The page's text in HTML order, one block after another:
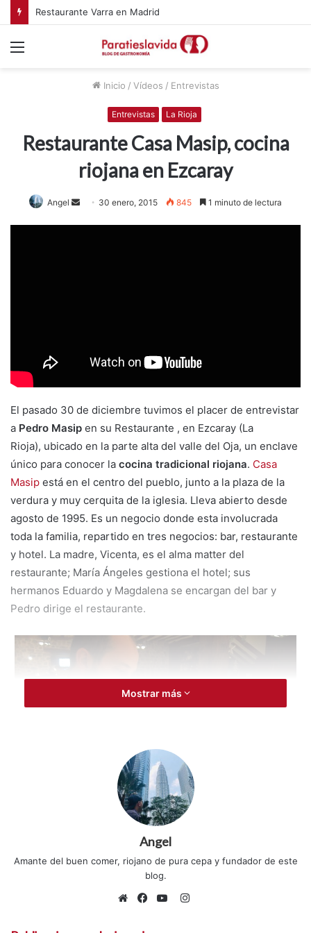
Restaurante Varra en Madrid
Inicio / Vídeos / Entrevistas
Entrevistas La Rioja
Restaurante Casa Masip, cocina
riojana en Ezcaray
Angel 30 enero, 2015 845 1 minuto de lectura
El pasado 30 de diciembre tuvimos el placer de entrevistar
a Pedro Masip en su Restaurante , en Ezcaray (La
Rioja), ubicado en la parte alta del valle del Oja, un enclave
único para conocer la cocina tradicional riojana. Casa
Masip está en el centro del pueblo, junto a la plaza de la
verdura y muy cerquita de la iglesia. Lleva abierto desde
agosto de 1995. Es un negocio donde esta involucrada
toda la familia, repartido en tres negocios: bar, restaurante
y hotel. La madre, Vicenta, es el alma matter del
restaurante; María Ángeles gestiona el hotel; sus
hermanos Eduardo y Magdalena se encargan del bar y
Pedro dirige el restaurante.
Mostrar más
Angel
Amante del buen comer, riojano de pura cepa y fundador de este
blog.
I